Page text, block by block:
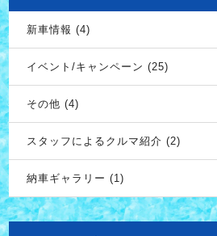
新車情報 (4)
イベント/キャンペーン (25)
その他 (4)
スタッフによるクルマ紹介 (2)
納車ギャラリー (1)